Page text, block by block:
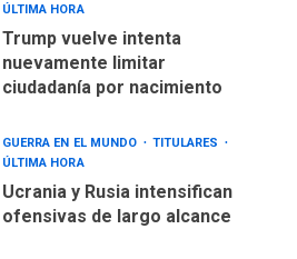
ÚLTIMA HORA
Trump vuelve intenta
nuevamente limitar
ciudadanía por nacimiento
GUERRA EN EL MUNDO
TITULARES
ÚLTIMA HORA
Ucrania y Rusia intensifican
ofensivas de largo alcance